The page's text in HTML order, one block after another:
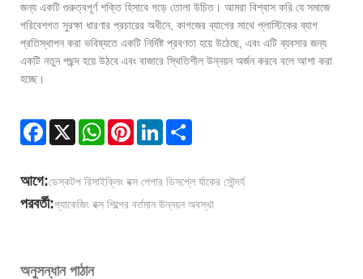
জন্য একটি গুরুত্বপূর্ণ শক্তি হিসাবে গড়ে তোলা উচিত। আমরা বিশ্বাস করি যে সমাজে
পরিবেশগত সুরক্ষা ধারণার প্রচারের অধীনে, কাগজের ব্যাগের সাথে প্লাস্টিকের ব্যাগ
প্রতিস্থাপন করা ভবিষ্যতে একটি নির্দিষ্ট প্রবণতা হয়ে উঠেছে, এবং এটি ব্যবসার জন্য
একটি নতুন পছন্দ হয়ে উঠবে এবং বাজারে স্থিতিশীল উন্নয়ন অর্জন করবে বলে আশা করা
হচ্ছে।
Facebook
X WhatsAppPinterestLinkedIn
আগে:ডেস্কটপ রিসাইক্লিং বক্স পেপার ডিসপ্লে র্যাকের সৌন্দর্য
পরবর্তী:প্যাকেজিং বক্স শিল্পের বর্তমান উন্নয়ন অবস্থা
অনুসন্ধান পাঠান